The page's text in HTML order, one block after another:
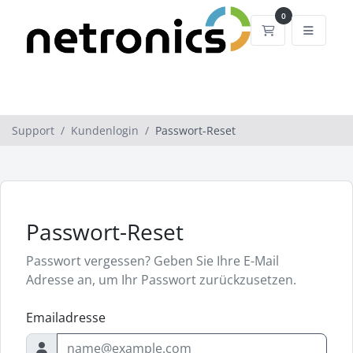
0
Mein
Support Kundenlogin Passwort-Reset
Passwort-Reset
Passwort vergessen? Geben Sie Ihre E-Mail
Adresse an, um Ihr Passwort zurückzusetzen.
Emailadresse